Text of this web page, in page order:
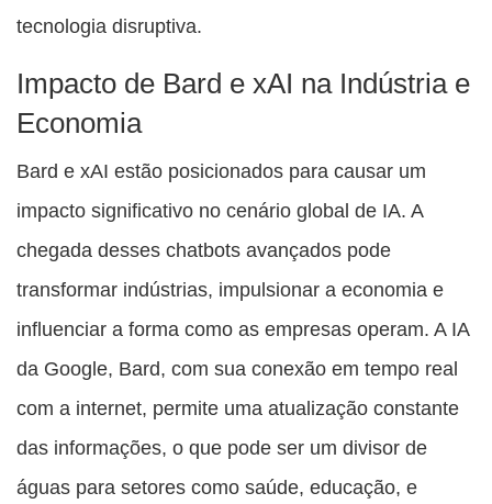
tecnologia disruptiva.
Impacto de Bard e xAI na Indústria e
Economia
Bard e xAI estão posicionados para causar um
impacto significativo no cenário global de IA. A
chegada desses chatbots avançados pode
transformar indústrias, impulsionar a economia e
influenciar a forma como as empresas operam. A IA
da Google, Bard, com sua conexão em tempo real
com a internet, permite uma atualização constante
das informações, o que pode ser um divisor de
águas para setores como saúde, educação, e